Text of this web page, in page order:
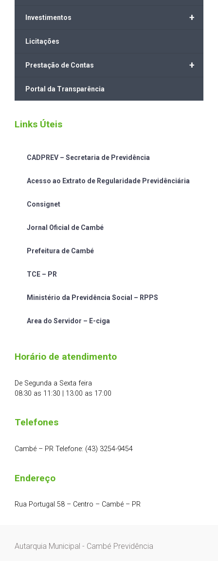
+
Investimentos
Licitações
+
Prestação de Contas
Portal da Transparência
Links Úteis
CADPREV – Secretaria de Previdência
Acesso ao Extrato de Regularidade Previdênciária
Consignet
Jornal Oficial de Cambé
Prefeitura de Cambé
TCE – PR
Ministério da Previdência Social – RPPS
Area do Servidor – E-ciga
Horário de atendimento
De Segunda a Sexta feira
08:30 as 11:30 | 13:00 as 17:00
Telefones
Cambé – PR Telefone: (43) 3254-9454
Endereço
Rua Portugal 58 – Centro – Cambé – PR
Autarquia Municipal - Cambé Previdência